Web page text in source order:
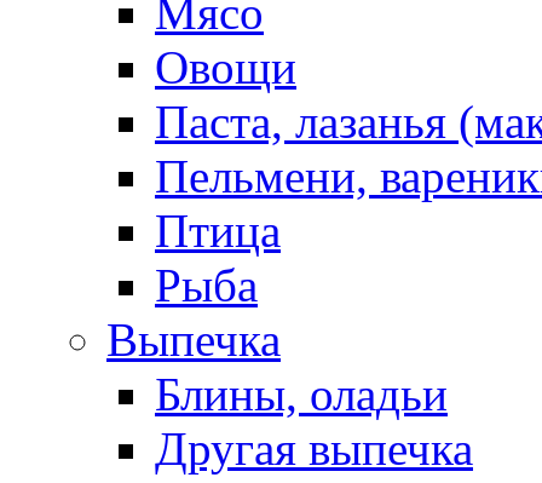
Мясо
Овощи
Паста, лазанья
Пельмени,
Птица
Рыба
Выпечка
Блины, оладьи
Другая выпечка